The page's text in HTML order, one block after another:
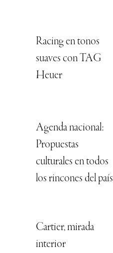
Racing en tonos
suaves con TAG
Heuer
Agenda nacional:
Propuestas
culturales en todos
los rincones del país
Cartier, mirada
interior